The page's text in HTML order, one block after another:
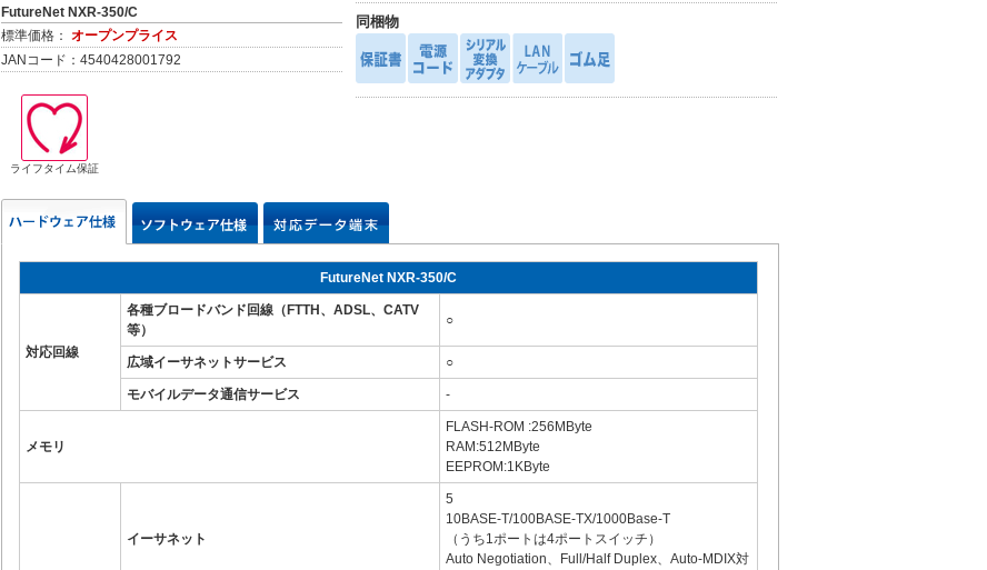
FutureNet NXR-350/C
標準価格： オープンプライス
JANコード：4540428001792
ライフタイム保証
同梱物
FutureNet NXR-350/C
対応回線
各種ブロードバンド回線（FTTH、ADSL、CATV
等）
○
広域イーサネットサービス ○
モバイルデータ通信サービス -
メモリ
FLASH-ROM :256MByte
RAM:512MByte
EEPROM:1KByte
イーサネット
5
10BASE-T/100BASE-TX/1000Base-T
（うち1ポートは4ポートスイッチ）
Auto Negotiation、Full/Half Duplex、Auto-MDIX対